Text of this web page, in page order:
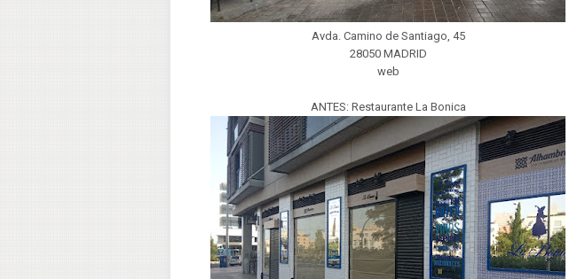
Avda. Camino de Santiago, 45
28050 MADRID
web
ANTES: Restaurante La Bonica